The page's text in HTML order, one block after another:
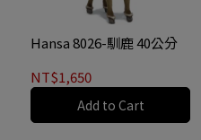
Hansa 8026-馴鹿 40公分
NT$1,650
Add to Cart